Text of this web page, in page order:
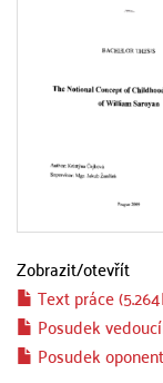
Zobrazit/otevřít
Text práce
Posudek
Posudek